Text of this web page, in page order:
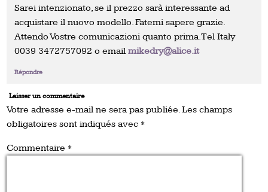
Sarei intenzionato, se il prezzo sarà interessante ad
acquistare il nuovo modello. Fatemi sapere grazie.
Attendo Vostre comunicazioni quanto prima. Tel Italy
0039 3472757092 o email mikedry@alice.it
Répondre
Laisser un commentaire
Votre adresse e-mail ne sera pas publiée.Les champs
obligatoires sont indiqués avec *
Commentaire *